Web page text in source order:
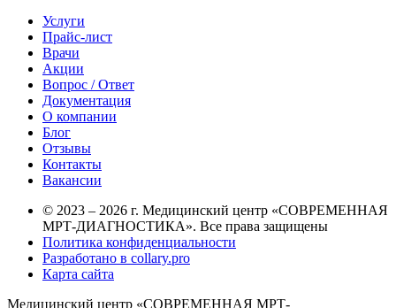
Услуги
Прайс-лист
Врачи
Акции
Вопрос / Ответ
Документация
О компании
Блог
Отзывы
Контакты
Вакансии
© 2023 – 2026 г. Медицинский центр «СОВРЕМЕННАЯ
МРТ-ДИАГНОСТИКА». Все права защищены
Политика конфиденциальности
Разработано в collary.pro
Карта сайта
Медицинский центр «СОВРЕМЕННАЯ МРТ-